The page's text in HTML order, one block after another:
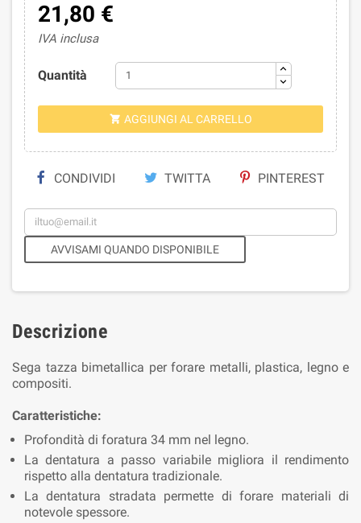
21,80 €
IVA inclusa
Quantità
 AGGIUNGI AL CARRELLO
CONDIVIDI TWITTA PINTEREST
AVVISAMI QUANDO DISPONIBILE
Descrizione
Sega tazza bimetallica per forare metalli, plastica, legno e
compositi.
Caratteristiche:
Profondità di foratura 34 mm nel legno.
La dentatura a passo variabile migliora il rendimento
rispetto alla dentatura tradizionale.
La dentatura stradata permette di forare materiali di
notevole spessore.